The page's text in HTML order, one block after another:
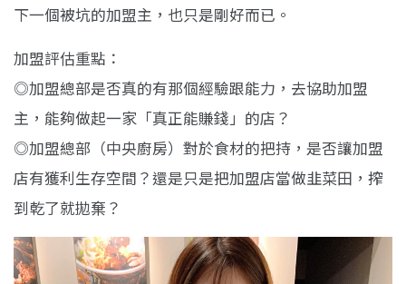
下一個被坑的加盟主，也只是剛好而已。
加盟評估重點：
◎加盟總部是否真的有那個經驗跟能力，去協助加盟
主，能夠做起一家「真正能賺錢」的店？
◎加盟總部（中央廚房）對於食材的把持，是否讓加盟
店有獲利生存空間？還是只是把加盟店當做韭菜田，搾
到乾了就拋棄？